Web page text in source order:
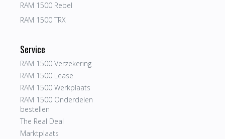
RAM 1500 Rebel
RAM 1500 TRX
Service
RAM 1500 Verzekering
RAM 1500 Lease
RAM 1500 Werkplaats
RAM 1500 Onderdelen
bestellen
The Real Deal
Marktplaats